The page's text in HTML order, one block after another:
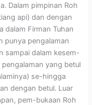
Dalam pimpinan Roh
api) dan dengan
dalam Firman Tuhan
punya pengalaman
sampai dalam kesem-
yang betul
se-hingga
dengan betul. Luar
pem-bukaan Roh